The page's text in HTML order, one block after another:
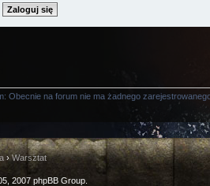
Obecnie na forum nie ma żadnego
›Warsztat
2007 phpBB Group.